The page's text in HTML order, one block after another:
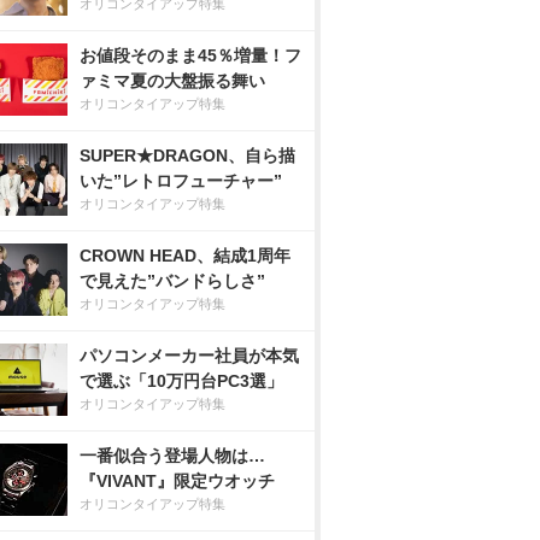
オリコンタイアップ特集
お値段そのまま45％増量！フ
ァミマ夏の大盤振る舞い
オリコンタイアップ特集
SUPER★DRAGON、自ら描
いた”レトロフューチャー”
オリコンタイアップ特集
CROWN HEAD、結成1周年
で見えた”バンドらしさ”
オリコンタイアップ特集
パソコンメーカー社員が本気
で選ぶ「10万円台PC3選」
オリコンタイアップ特集
一番似合う登場人物は…
『VIVANT』限定ウオッチ
オリコンタイアップ特集